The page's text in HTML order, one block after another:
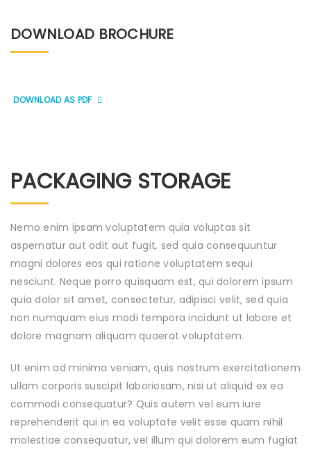
DOWNLOAD BROCHURE
DOWNLOAD AS PDF
PACKAGING STORAGE
Nemo enim ipsam voluptatem quia voluptas sit
aspernatur aut odit aut fugit, sed quia consequuntur
magni dolores eos qui ratione voluptatem sequi
nesciunt. Neque porro quisquam est, qui dolorem ipsum
quia dolor sit amet, consectetur, adipisci velit, sed quia
non numquam eius modi tempora incidunt ut labore et
dolore magnam aliquam quaerat voluptatem.
Ut enim ad minima veniam, quis nostrum exercitationem
ullam corporis suscipit laboriosam, nisi ut aliquid ex ea
commodi consequatur? Quis autem vel eum iure
reprehenderit qui in ea voluptate velit esse quam nihil
molestiae consequatur, vel illum qui dolorem eum fugiat